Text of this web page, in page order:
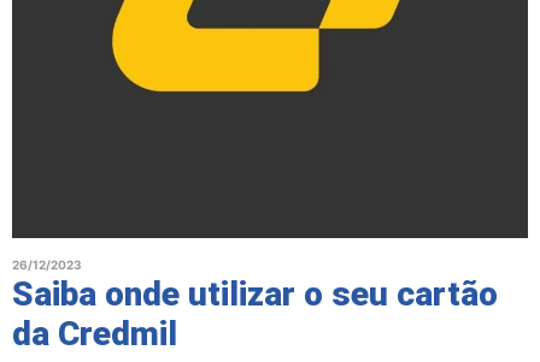
26/12/2023
Saiba onde utilizar o seu cartão
da Credmil